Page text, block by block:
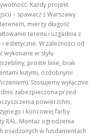
Każdy projekt
– spawacz z Warszawy
mierzy długość
terenu i uzgadnia z
estetyczne. W zależności od
wykonane w stylu
proste linie, brak
kutymi, ozdobnymi
Stosujemy wyłącznie
zabezpieczona przed
powierzchni,
i końcowej farby
RAL. Montaż ogrodzenia
osadzonych w fundamentach